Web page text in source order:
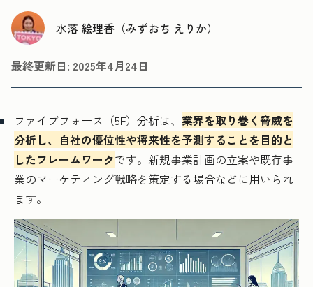
水落 絵理香（みずおち えりか）
最終更新日: 2025年4月24日
ファイブフォース（5F）分析は、 業界を取り巻く脅威を
分析し、自社の優位性や将来性を予測することを目的と
したフレームワークです。新規事業計画の立案や既存事
業のマーケティング戦略を策定する場合などに用いられ
ます。